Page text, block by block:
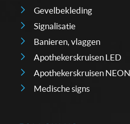
Gevelbekleding
Signalisatie
Banieren, vlaggen
Apothekerskruisen LED
Apothekerskruisen NEON
Medische signs